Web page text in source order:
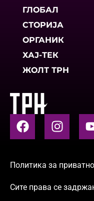
ГЛОБАЛ
СТОРИЈА
ОРГАНИК
ХАЈ-ТЕК
ЖОЛТ ТРН
Политика за
Сите права се